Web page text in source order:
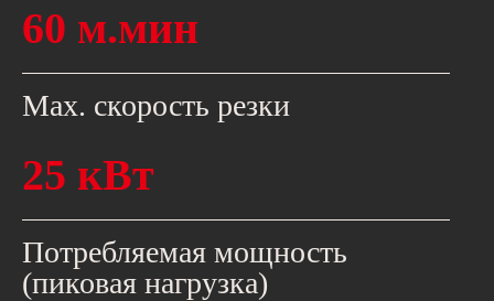
60 м.мин
Max. скорость резки
25 кВт
Потребляемая мощность
(пиковая нагрузка)